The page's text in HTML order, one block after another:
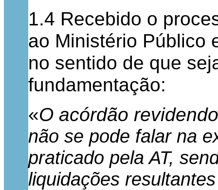
1.4 Recebido o
ao Ministério Público
no sentido de que
fundamentação:
«O acórdão
não se pode falar na
praticado pela AT,
liquidações